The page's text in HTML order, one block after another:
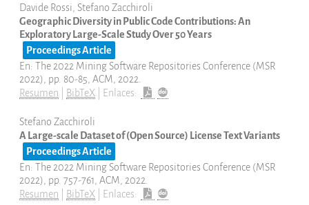
Davide Rossi, Stefano Zacchiroli
Geographic Diversity in Public Code Contributions: An
Exploratory Large-Scale Study Over 50 Years
Proceedings Article
En: The 2022 Mining Software Repositories Conference (MSR
2022), pp. 80-85, ACM, 2022.
Resumen
BibTeX Enlaces:
Stefano Zacchiroli
A Large-scale Dataset of (Open Source) License Text Variants
Proceedings Article
En: The 2022 Mining Software Repositories Conference (MSR
2022), pp. 757-761, ACM, 2022.
Resumen
BibTeX Enlaces: